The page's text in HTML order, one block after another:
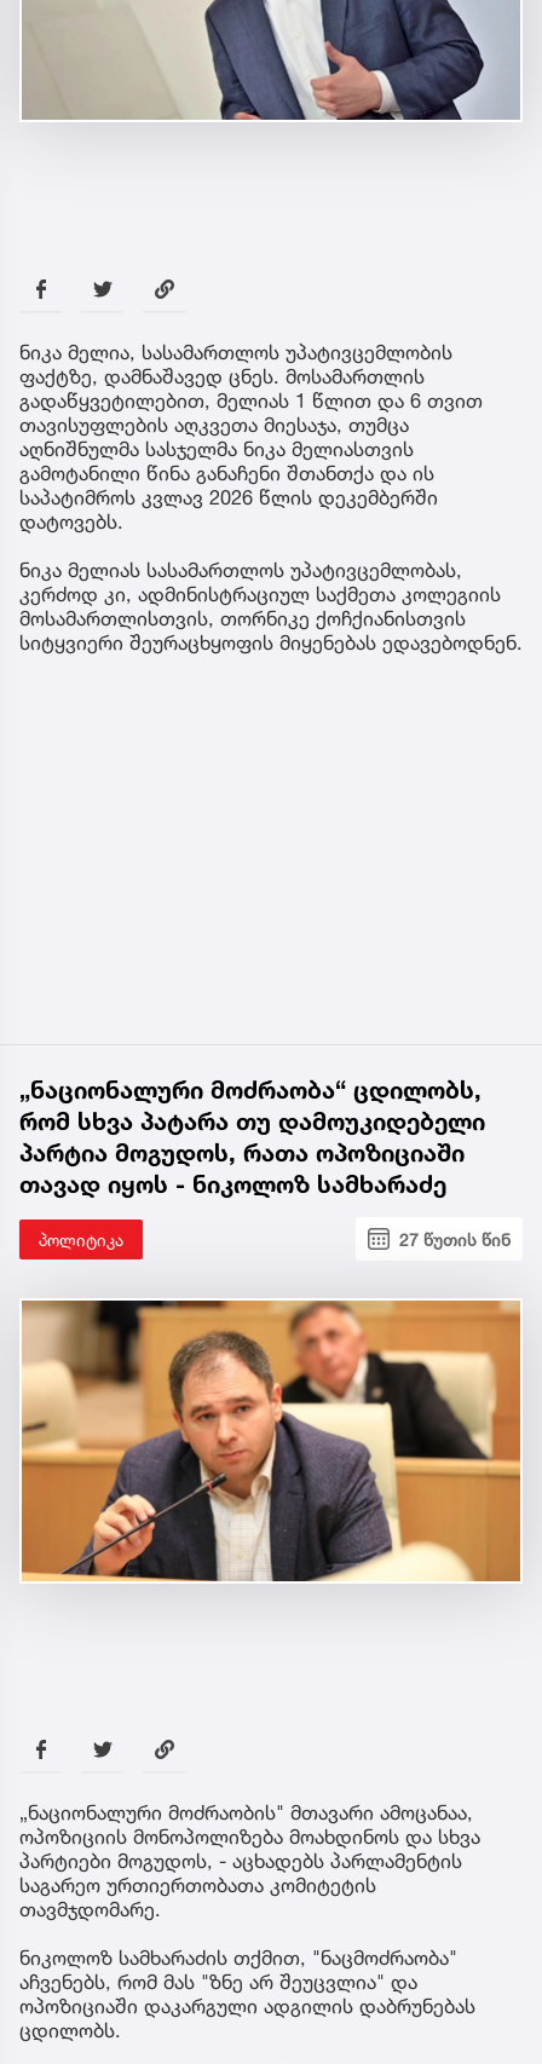
ნიკა მელია, სასამართლოს უპატივცემლობის
ფაქტზე, დამნაშავედ ცნეს. მოსამართლის
გადაწყვეტილებით, მელიას 1 წლით და 6 თვით
თავისუფლების აღკვეთა მიესაჯა, თუმცა
აღნიშნულმა სასჯელმა ნიკა მელიასთვის
გამოტანილი წინა განაჩენი შთანთქა და ის
საპატიმროს კვლავ 2026 წლის დეკემბერში
დატოვებს.
ნიკა მელიას სასამართლოს უპატივცემლობას,
კერძოდ კი, ადმინისტრაციულ საქმეთა კოლეგიის
მოსამართლისთვის, თორნიკე ქოჩქიანისთვის
სიტყვიერი შეურაცხყოფის მიყენებას ედავებოდნენ.
„ნაციონალური მოძრაობა“ ცდილობს,
რომ სხვა პატარა თუ დამოუკიდებელი
პარტია მოგუდოს, რათა ოპოზიციაში
თავად იყოს - ნიკოლოზ სამხარაძე
პოლიტიკა 27 წუთის წინ
„ნაციონალური მოძრაობის" მთავარი ამოცანაა,
ოპოზიციის მონოპოლიზება მოახდინოს და სხვა
პარტიები მოგუდოს, - აცხადებს პარლამენტის
საგარეო ურთიერთობათა კომიტეტის
თავმჯდომარე.
ნიკოლოზ სამხარაძის თქმით, "ნაცმოძრაობა"
აჩვენებს, რომ მას "ზნე არ შეუცვლია" და
ოპოზიციაში დაკარგული ადგილის დაბრუნებას
ცდილობს.